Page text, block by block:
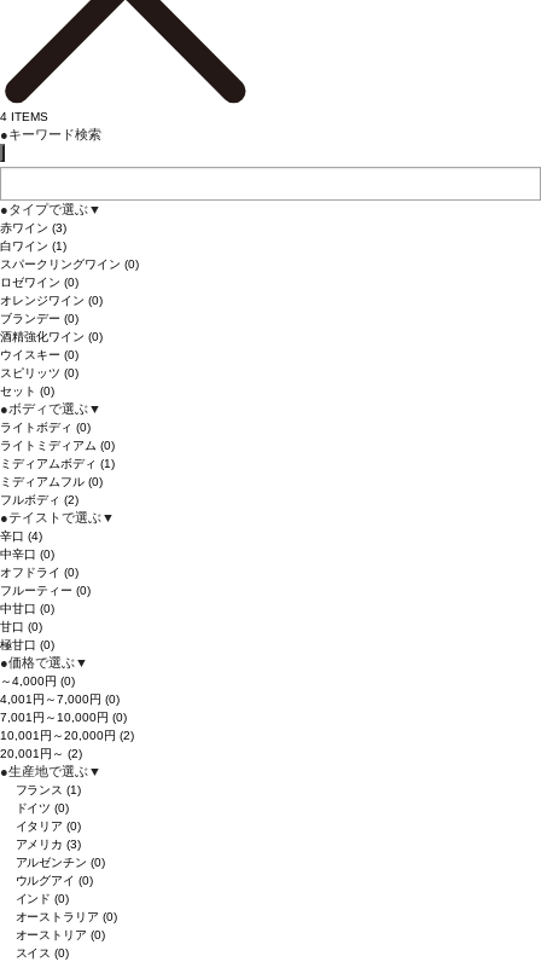
4 ITEMS
●キーワード検索
●タイプで選ぶ▼
赤ワイン (3)
白ワイン (1)
スパークリングワイン (0)
ロゼワイン (0)
オレンジワイン (0)
ブランデー (0)
酒精強化ワイン (0)
ウイスキー (0)
スピリッツ (0)
セット (0)
●ボディで選ぶ▼
ライトボディ (0)
ライトミディアム (0)
ミディアムボディ (1)
ミディアムフル (0)
フルボディ (2)
●テイストで選ぶ▼
辛口 (4)
中辛口 (0)
オフドライ (0)
フルーティー (0)
中甘口 (0)
甘口 (0)
極甘口 (0)
●価格で選ぶ▼
～4,000円 (0)
4,001円～7,000円 (0)
7,001円～10,000円 (0)
10,001円～20,000円 (2)
20,001円～ (2)
●生産地で選ぶ▼
フランス(1)
ドイツ(0)
イタリア(0)
アメリカ(3)
アルゼンチン(0)
ウルグアイ(0)
インド(0)
オーストラリア(0)
オーストリア(0)
スイス(0)